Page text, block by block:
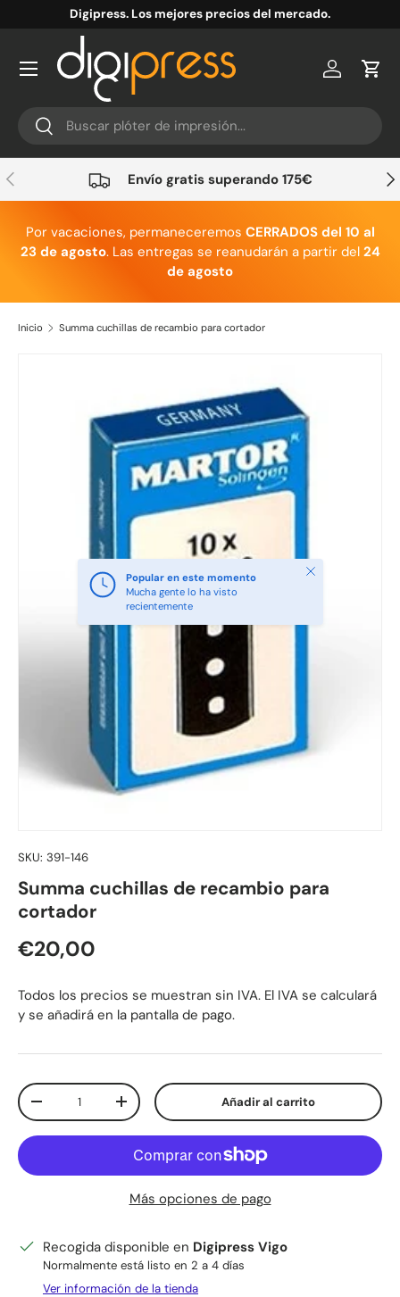
Ir al contenido
Digipress. Los mejores precios del mercado.
Buscar
Buscar
Cuenta
Anterior Envío gratis superando 175€
Por vacaciones, permaneceremos CERRADOS del 10 al
23 de agosto. Las entregas se reanudarán a partir del 24
de agosto
Inicio Summa cuchillas de recambio para cortador
Ir directamente a la información del producto
Popular en este momento
Mucha gente lo ha visto
recientemente
Cerrar
SKU: 391-146
Summa cuchillas de recambio para
cortador
Precio normal
€20,00
Todos los precios se muestran sin IVA. El IVA se calculará
y se añadirá en la pantalla de pago.
Cant.
Disminuir cantidadAumentar la cantidadAñadir al carrito
Más opciones de pago
Recogida disponible en Digipress Vigo
Normalmente está listo en 2 a 4 días
Ver información de la tienda